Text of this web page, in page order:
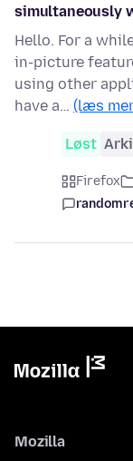
simultaneously
Hello. For a
in-picture
using other
have a… (læs
Løst
Firefox
Mozilla